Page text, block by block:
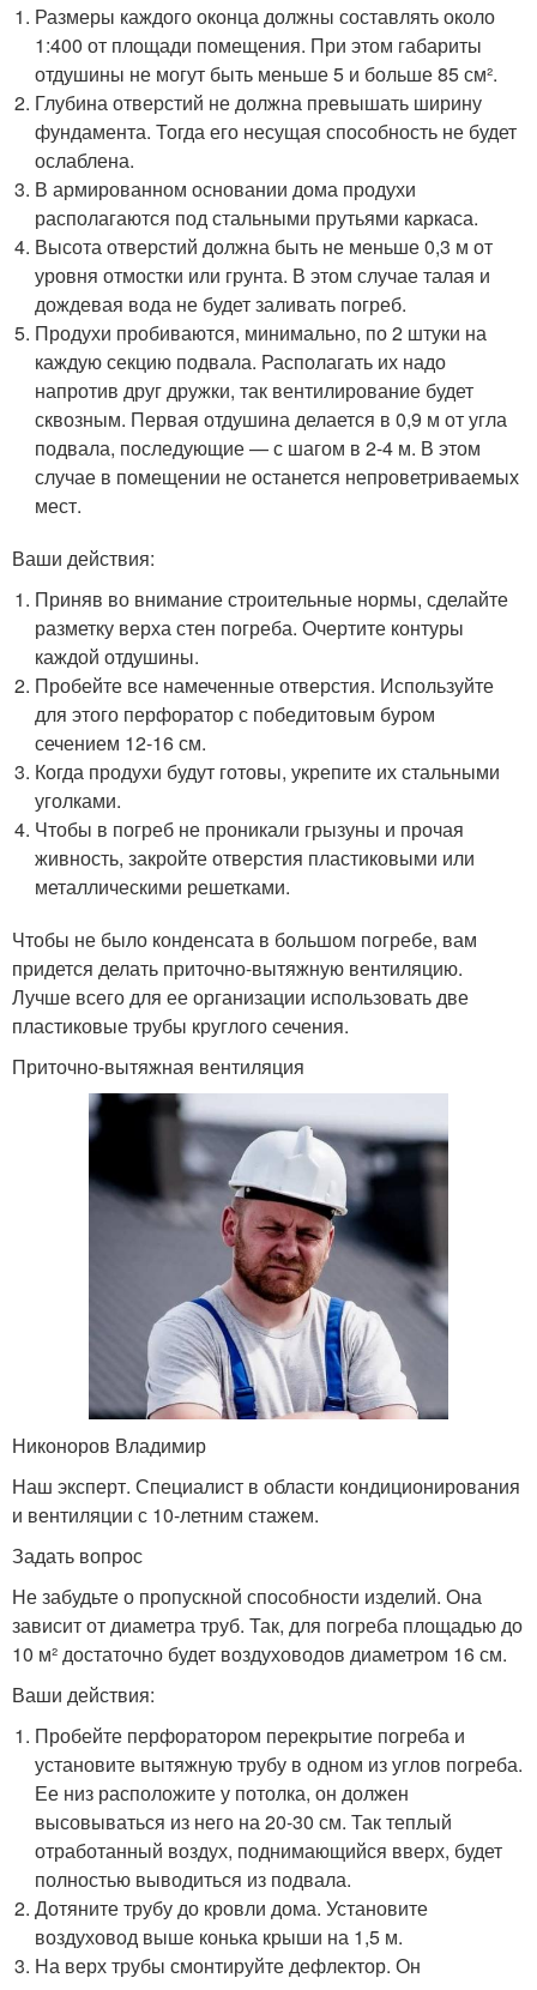
Размеры каждого оконца должны составлять около
1:400 от площади помещения. При этом габариты
отдушины не могут быть меньше 5 и больше 85 см².
Глубина отверстий не должна превышать ширину
фундамента. Тогда его несущая способность не будет
ослаблена.
В армированном основании дома продухи
располагаются под стальными прутьями каркаса.
Высота отверстий должна быть не меньше 0,3 м от
уровня отмостки или грунта. В этом случае талая и
дождевая вода не будет заливать погреб.
Продухи пробиваются, минимально, по 2 штуки на
каждую секцию подвала. Располагать их надо
напротив друг дружки, так вентилирование будет
сквозным. Первая отдушина делается в 0,9 м от угла
подвала, последующие — с шагом в 2-4 м. В этом
случае в помещении не останется непроветриваемых
мест.
Ваши действия:
Приняв во внимание строительные нормы, сделайте
разметку верха стен погреба. Очертите контуры
каждой отдушины.
Пробейте все намеченные отверстия. Используйте
для этого перфоратор с победитовым буром
сечением 12-16 см.
Когда продухи будут готовы, укрепите их стальными
уголками.
Чтобы в погреб не проникали грызуны и прочая
живность, закройте отверстия пластиковыми или
металлическими решетками.
Чтобы не было конденсата в большом погребе, вам
придется делать приточно-вытяжную вентиляцию.
Лучше всего для ее организации использовать две
пластиковые трубы круглого сечения.
Приточно-вытяжная вентиляция
Никоноров Владимир
Наш эксперт. Специалист в области кондиционирования
и вентиляции с 10-летним стажем.
Задать вопрос
Не забудьте о пропускной способности изделий. Она
зависит от диаметра труб. Так, для погреба площадью до
10 м² достаточно будет воздуховодов диаметром 16 см.
Ваши действия:
Пробейте перфоратором перекрытие погреба и
установите вытяжную трубу в одном из углов погреба.
Ее низ расположите у потолка, он должен
высовываться из него на 20-30 см. Так теплый
отработанный воздух, поднимающийся вверх, будет
полностью выводиться из подвала.
Дотяните трубу до кровли дома. Установите
воздуховод выше конька крыши на 1,5 м.
На верх трубы смонтируйте дефлектор. Он